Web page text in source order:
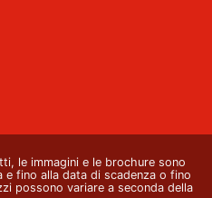
le immagini e le brochure sono
fino alla data di scadenza o fino
possono variare a seconda della